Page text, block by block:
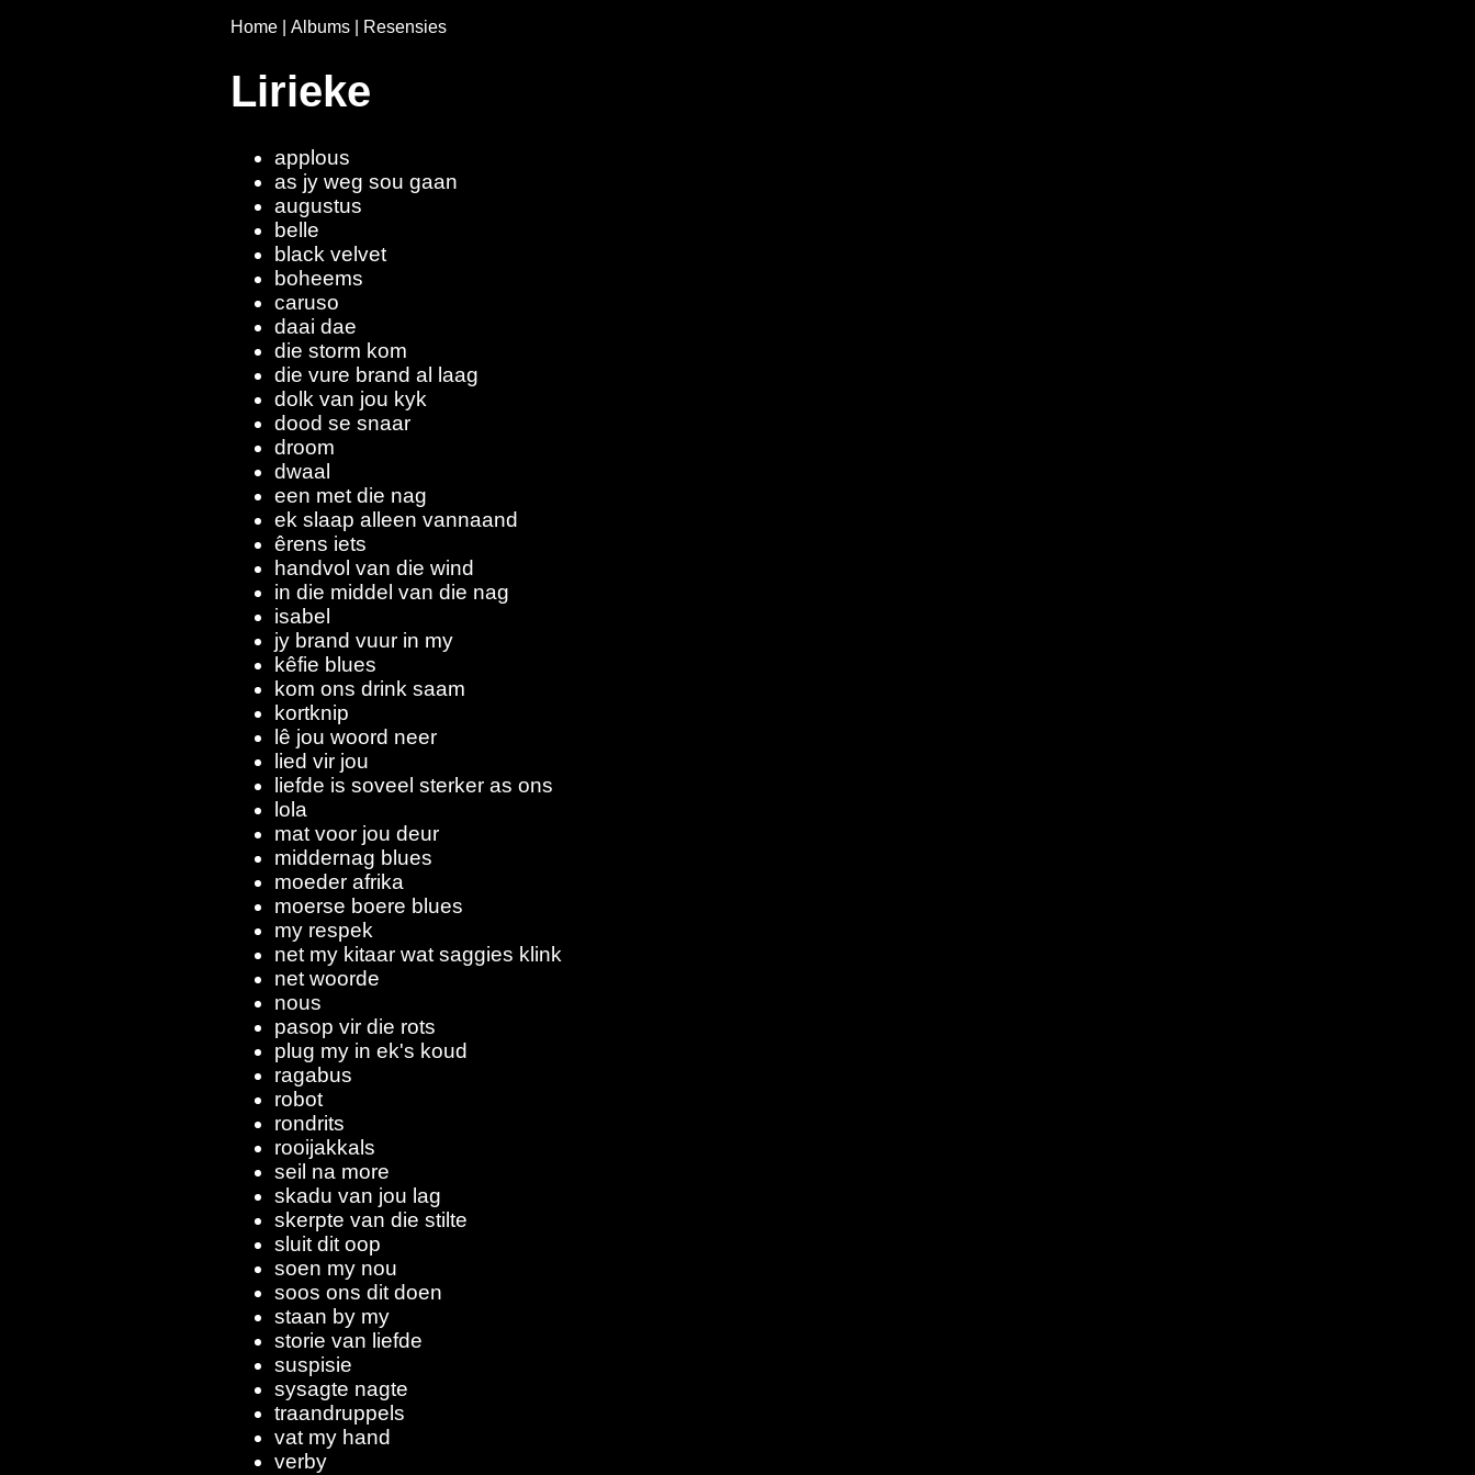
Home| Albums| Resensies
Lirieke
applous
as jy weg sou gaan
augustus
belle
black velvet
boheems
caruso
daai dae
die storm kom
die vure brand al laag
dolk van jou kyk
dood se snaar
droom
dwaal
een met die nag
ek slaap alleen vannaand
êrens iets
handvol van die wind
in die middel van die nag
isabel
jy brand vuur in my
kêfie blues
kom ons drink saam
kortknip
lê jou woord neer
lied vir jou
liefde is soveel sterker as ons
lola
mat voor jou deur
middernag blues
moeder afrika
moerse boere blues
my respek
net my kitaar wat saggies klink
net woorde
nous
pasop vir die rots
plug my in ek's koud
ragabus
robot
rondrits
rooijakkals
seil na more
skadu van jou lag
skerpte van die stilte
sluit dit oop
soen my nou
soos ons dit doen
staan by my
storie van liefde
suspisie
sysagte nagte
traandruppels
vat my hand
verby